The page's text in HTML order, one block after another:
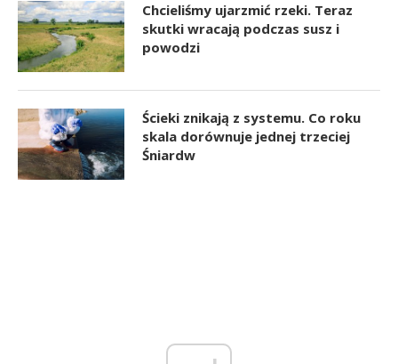
Chcieliśmy ujarzmić rzeki. Teraz
skutki wracają podczas susz i
powodzi
Ścieki znikają z systemu. Co roku
skala dorównuje jednej trzeciej
Śniardw